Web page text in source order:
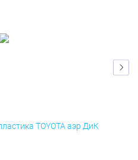
TOYOTA аэр ДиК